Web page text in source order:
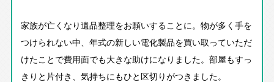
家族が亡くなり遺品整理をお願いすることに。物が多く手を
つけられない中、年式の新しい電化製品を買い取っていただ
けたことで費用面でも大きな助けになりました。部屋もすっ
きりと片付き、気持ちにもひと区切りがつきました。